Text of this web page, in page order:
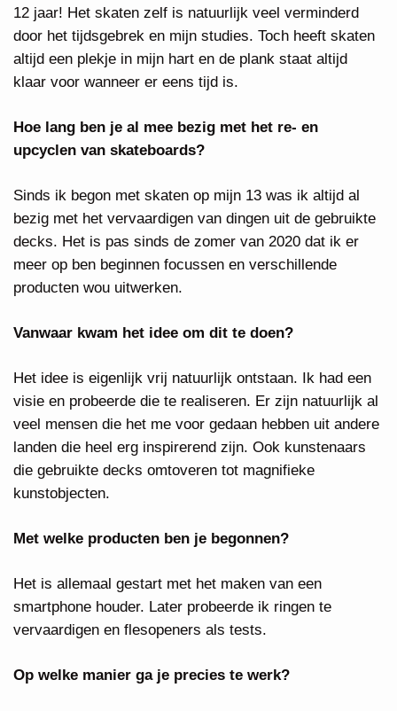
12 jaar! Het skaten zelf is natuurlijk veel verminderd
door het tijdsgebrek en mijn studies. Toch heeft skaten
altijd een plekje in mijn hart en de plank staat altijd
klaar voor wanneer er eens tijd is.
Hoe lang ben je al mee bezig met het re- en
upcyclen van skateboards?
Sinds ik begon met skaten op mijn 13 was ik altijd al
bezig met het vervaardigen van dingen uit de gebruikte
decks. Het is pas sinds de zomer van 2020 dat ik er
meer op ben beginnen focussen en verschillende
producten wou uitwerken.
Vanwaar kwam het idee om dit te doen?
Het idee is eigenlijk vrij natuurlijk ontstaan. Ik had een
visie en probeerde die te realiseren. Er zijn natuurlijk al
veel mensen die het me voor gedaan hebben uit andere
landen die heel erg inspirerend zijn. Ook kunstenaars
die gebruikte decks omtoveren tot magnifieke
kunstobjecten.
Met welke producten ben je begonnen?
Het is allemaal gestart met het maken van een
smartphone houder. Later probeerde ik ringen te
vervaardigen en flesopeners als tests.
Op welke manier ga je precies te werk?